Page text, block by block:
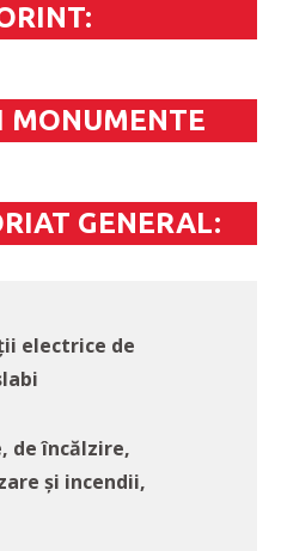
MONUMENTE
GENERAL:
electrice de
de încălzire,
și incendii,